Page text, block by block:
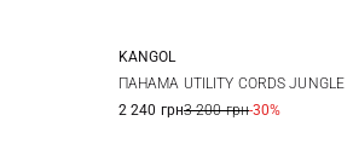
S M L
KANGOL
ПАНАМА UTILITY CORDS JUNGLE
2 240 грн3 200 грн-30%